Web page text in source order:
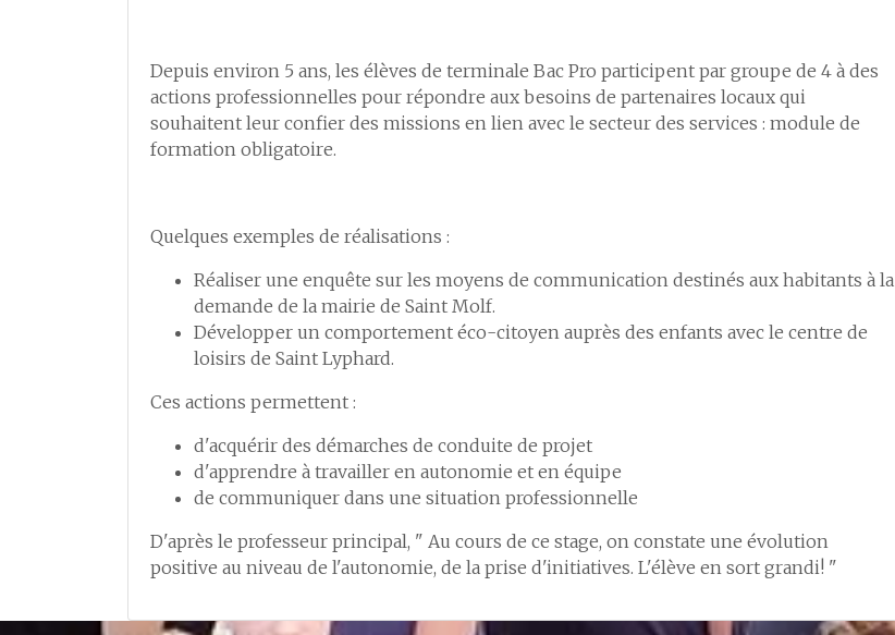
Depuis environ 5 ans, les élèves de terminale Bac Pro participent par groupe de 4 à des
actions professionnelles pour répondre aux besoins de partenaires locaux qui
souhaitent leur confier des missions en lien avec le secteur des services : module de
formation obligatoire.
Quelques exemples de réalisations :
Réaliser une enquête sur les moyens de communication destinés aux habitants à la
demande de la mairie de Saint Molf.
Développer un comportement éco-citoyen auprès des enfants avec le centre de
loisirs de Saint Lyphard.
Ces actions permettent :
d'acquérir des démarches de conduite de projet
d'apprendre à travailler en autonomie et en équipe
de communiquer dans une situation professionnelle
D'après le professeur principal, " Au cours de ce stage, on constate une évolution
positive au niveau de l'autonomie, de la prise d'initiatives. L'élève en sort grandi! "